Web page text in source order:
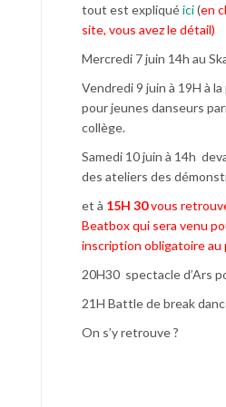
tout est expliquéici(en
site, vous avez le détail)
Mercredi 7 juin 14h au
Vendredi 9 juin à 19H à
pour jeunes danseurs
collège.
Samedi 10 juin à 14h
des ateliers des
et à 15H 30vous
Beatbox qui sera venu
inscription obligatoire au
20H30 spectacle d’Ars
21H Battle de break
On s’y retrouve ?